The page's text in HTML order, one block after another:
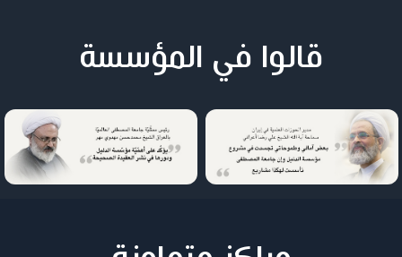
قالوا في المؤسسة